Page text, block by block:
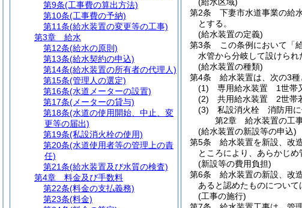
第2条
下妻市水道事業の給
とする。
(給水装置の定義)
第3条
この条例において「
水管から分岐して設けられ
(給水装置の種類)
第4条
給水装置は、次の3種
(1)
専用給水装置 1世帯
(2)
共用給水装置 2世帯
(3)
私設消火栓 消防用に
第2章
給水装置の工
(給水装置の新設等の申込)
第5条
給水装置を新設、改
ところにより、あらかじ
(新設等の費用負担)
第6条
給水装置の新設、改
あると認めたものについて
(工事の施行)
第9条(工事費の算出方法)
第10条(工事費の予納)
第11条(給水装置の変更等の工事)
第3章
給水
第12条(給水の原則)
第13条(給水契約の申込)
第14条(給水装置の所有者の代理人)
第15条(管理人の選定)
第16条(水道メーターの設置)
第17条(メーターの貸与)
第18条(水道の使用開始、中止、変
更等の届出)
第19条(私設消火栓の使用)
第20条(水道使用者等の管理上の責
任)
第21条(給水装置及び水質の検査)
第4章
料金及び手数料
第22条(料金の支払義務)
第23条(料金)